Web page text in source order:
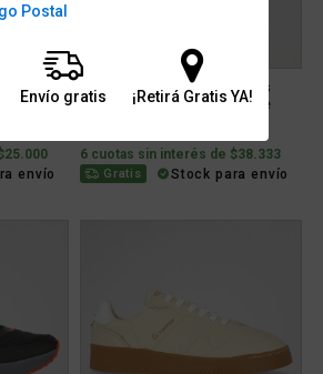
Postal
Envío gratis ¡Retirá Gratis YA!
envío
Camiseta Boca Juniors adidas
Titular Authentic 26 27 Hombre
6 cuotas sin interés de $38.333
Gratis Stock para envío